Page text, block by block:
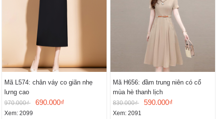
Mã L574: chân váy co giãn nhẹ
lưng cao
970.000₫ 690.000₫
Xem: 2099
Mã H656: đầm trung niên có cổ
mùa hè thanh lịch
830.000₫ 590.000₫
Xem: 2091